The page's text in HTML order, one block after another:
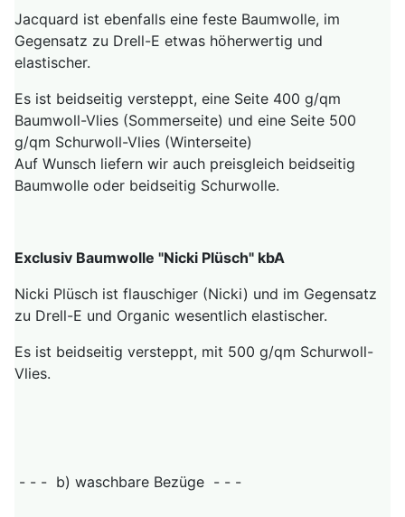
Jacquard ist ebenfalls eine feste Baumwolle, im
Gegensatz zu Drell-E etwas höherwertig und
elastischer.
Es ist beidseitig versteppt, eine Seite 400 g/qm
Baumwoll-Vlies (Sommerseite) und eine Seite 500
g/qm Schurwoll-Vlies (Winterseite)
Auf Wunsch liefern wir auch preisgleich beidseitig
Baumwolle oder beidseitig Schurwolle.
Exclusiv Baumwolle "Nicki Plüsch" kbA
Nicki Plüsch ist flauschiger (Nicki) und im Gegensatz
zu Drell-E und Organic wesentlich elastischer.
Es ist beidseitig versteppt, mit 500 g/qm Schurwoll-
Vlies.
- - - b) waschbare Bezüge - - -